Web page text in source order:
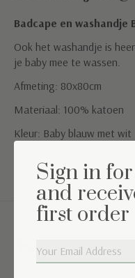
Badcape en washandje
Ook het washandje is
je baby mee te wassen.
Afmeting: 80x80cm
Materiaal: 100% katoen
Kleur: Baby blauw met wit
Maak de set
Sign in
and
first order